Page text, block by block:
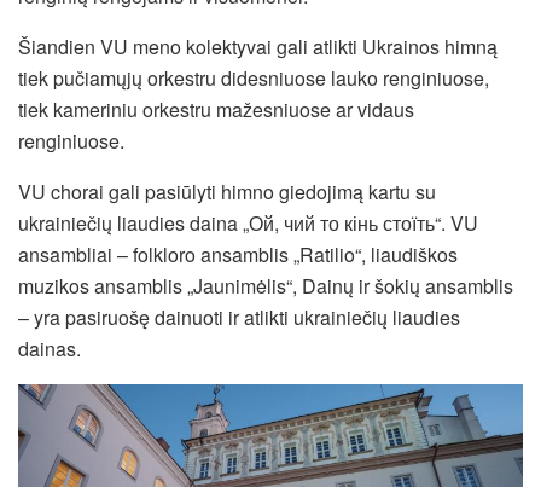
Šiandien VU meno kolektyvai gali atlikti Ukrainos himną
tiek pučiamųjų orkestru didesniuose lauko renginiuose,
tiek kameriniu orkestru mažesniuose ar vidaus
renginiuose.
VU chorai gali pasiūlyti himno giedojimą kartu su
ukrainiečių liaudies daina „Ой, чий то кінь стоїть“. VU
ansambliai – folkloro ansamblis „Ratilio“, liaudiškos
muzikos ansamblis „Jaunimėlis“, Dainų ir šokių ansamblis
– yra pasiruošę dainuoti ir atlikti ukrainiečių liaudies
dainas.